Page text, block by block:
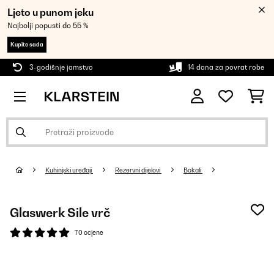
Ljeto u punom jeku
Najbolji popusti do 55 %
Kupite sada
3-godišnje jamstvo 14 dana za povrat robe
Kuhinjski uređaji Rezervni dijelovi Bokali
Glaswerk Sile vrč
70 ocjene